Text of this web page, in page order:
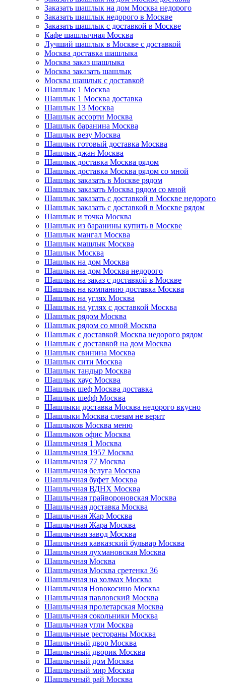
Заказать шашлык на дом Москва недорого
Заказать шашлык недорого в Москве
Заказать шашлык с доставкой в Москве
Кафе шашлычная Москва
Лучший шашлык в Москве с доставкой
Москва доставка шашлыка
Москва заказ шашлыка
Москва заказать шашлык
Москва шашлык с доставкой
Шашлык 1 Москва
Шашлык 1 Москва доставка
Шашлык 13 Москва
Шашлык ассорти Москва
Шашлык баранина Москва
Шашлык везу Москва
Шашлык готовый доставка Москва
Шашлык джан Москва
Шашлык доставка Москва рядом
Шашлык доставка Москва рядом со мной
Шашлык заказать в Москве рядом
Шашлык заказать Москва рядом со мной
Шашлык заказать с доставкой в Москве недорого
Шашлык заказать с доставкой в Москве рядом
Шашлык и точка Москва
Шашлык из баранины купить в Москве
Шашлык мангал Москва
Шашлык машлык Москва
Шашлык Москва
Шашлык на дом Москва
Шашлык на дом Москва недорого
Шашлык на заказ с доставкой в Москве
Шашлык на компанию доставка Москва
Шашлык на углях Москва
Шашлык на углях с доставкой Москва
Шашлык рядом Москва
Шашлык рядом со мной Москва
Шашлык с доставкой Москва недорого рядом
Шашлык с доставкой на дом Москва
Шашлык свинина Москва
Шашлык сити Москва
Шашлык тандыр Москва
Шашлык хаус Москва
Шашлык шеф Москва доставка
Шашлык шефф Москва
Шашлыки доставка Москва недорого вкусно
Шашлыки Москва слезам не верит
Шашлыков Москва меню
Шашлыков офис Москва
Шашлычная 1 Москва
Шашлычная 1957 Москва
Шашлычная 77 Москва
Шашлычная белуга Москва
Шашлычная буфет Москва
Шашлычная ВДНХ Москва
Шашлычная грайвороновская Москва
Шашлычная доставка Москва
Шашлычная Жар Москва
Шашлычная Жара Москва
Шашлычная завод Москва
Шашлычная кавказский бульвар Москва
Шашлычная лухмановская Москва
Шашлычная Москва
Шашлычная Москва сретенка 36
Шашлычная на холмах Москва
Шашлычная Новокосино Москва
Шашлычная павловский Москва
Шашлычная пролетарская Москва
Шашлычная сокольники Москва
Шашлычная угли Москва
Шашлычные рестораны Москва
Шашлычный двор Москва
Шашлычный дворик Москва
Шашлычный дом Москва
Шашлычный мир Москва
Шашлычный рай Москва